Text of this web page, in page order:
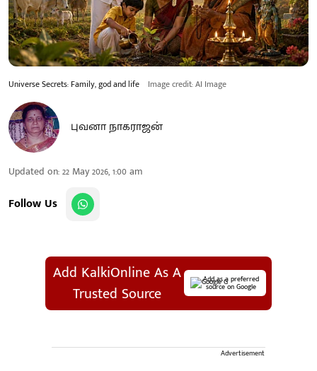
Universe Secrets: Family, god and life Image credit: AI Image
புவனா நாகராஜன்
Updated on:22 May 2026, 1:00 am
Follow Us
Add KalkiOnline As A
Trusted Source
Add as a preferred
source on Google
Advertisement